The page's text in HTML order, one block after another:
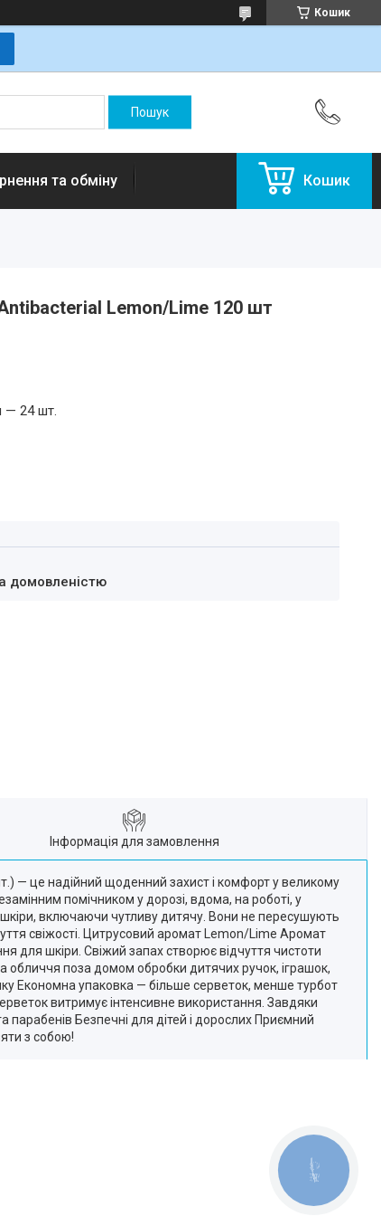
Кошик
та обміну Кошик
Lemon/Lime 120 шт
— 24 шт.
домовленістю
Інформація для замовлення
— це надійний щоденний захист і комфорт у великому
помічником у дорозі, вдома, на роботі, у
включаючи чутливу дитячу. Вони не пересушують
свіжості. Цитрусовий аромат Lemon/Lime Аромат
для шкіри. Свіжий запах створює відчуття чистоти
обличчя поза домом обробки дитячих ручок, іграшок,
Економна упаковка — більше серветок, менше турбот
витримує інтенсивне використання. Завдяки
Безпечні для дітей і дорослих Приємний
з собою!
КНОПКА
ЗВ'ЯЗКУ